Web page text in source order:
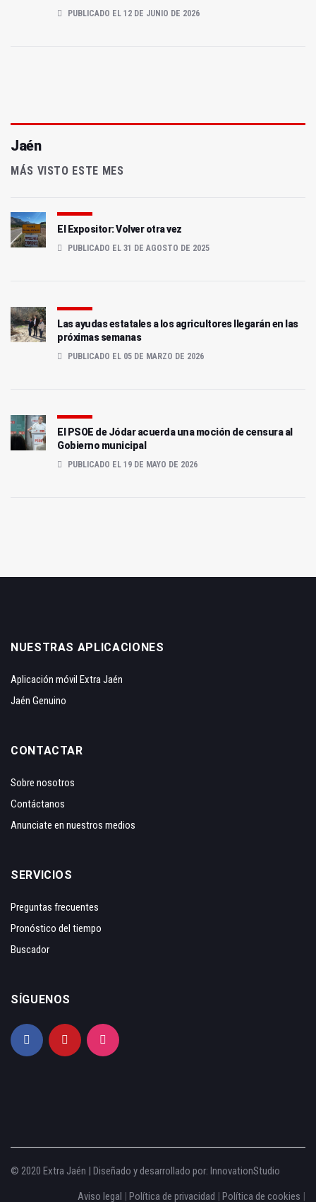
PUBLICADO EL 12 DE JUNIO DE 2026
Jaén
MÁS VISTO ESTE MES
El Expositor: Volver otra vez
PUBLICADO EL 31 DE AGOSTO DE 2025
Las ayudas estatales a los agricultores llegarán en las
próximas semanas
PUBLICADO EL 05 DE MARZO DE 2026
El PSOE de Jódar acuerda una moción de censura al
Gobierno municipal
PUBLICADO EL 19 DE MAYO DE 2026
NUESTRAS APLICACIONES
Aplicación móvil Extra Jaén
Jaén Genuino
CONTACTAR
Sobre nosotros
Contáctanos
Anunciate en nuestros medios
SERVICIOS
Preguntas frecuentes
Pronóstico del tiempo
Buscador
SÍGUENOS
© 2020 Extra Jaén | Diseñado y desarrollado por: InnovationStudio
Aviso legal | Política de privacidad | Política de cookies |